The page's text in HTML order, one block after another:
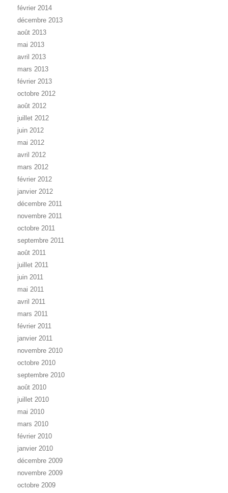
février 2014
décembre 2013
août 2013
mai 2013
avril 2013
mars 2013
février 2013
octobre 2012
août 2012
juillet 2012
juin 2012
mai 2012
avril 2012
mars 2012
février 2012
janvier 2012
décembre 2011
novembre 2011
octobre 2011
septembre 2011
août 2011
juillet 2011
juin 2011
mai 2011
avril 2011
mars 2011
février 2011
janvier 2011
novembre 2010
octobre 2010
septembre 2010
août 2010
juillet 2010
mai 2010
mars 2010
février 2010
janvier 2010
décembre 2009
novembre 2009
octobre 2009